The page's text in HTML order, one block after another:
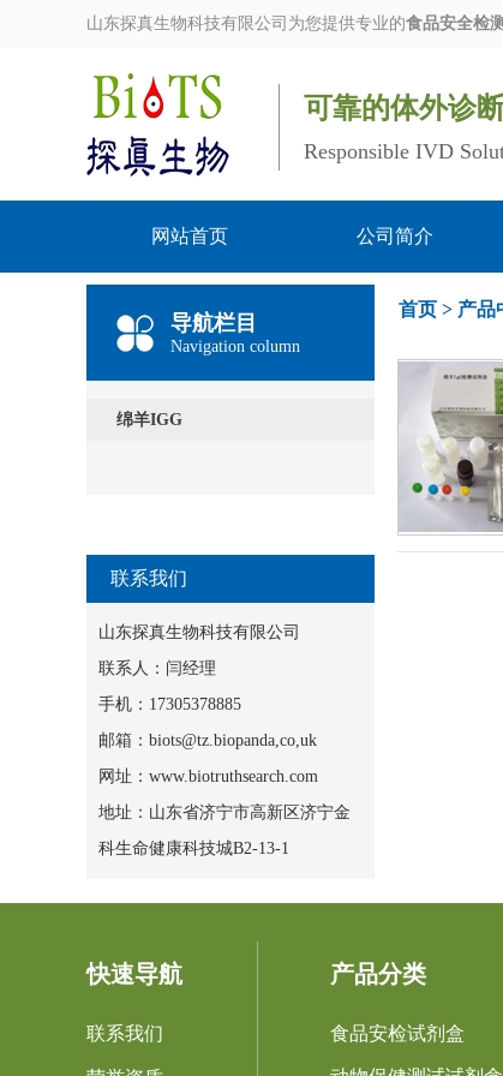
山东探真生物科技有限公司为您提供专业的食品安全检
可靠的体外诊
Responsible IVD
网站首页 公司简介
导航栏目
Navigation column
绵羊IGG
联系我们
山东探真生物科技有限公司
联系人：闫经理
手机：17305378885
邮箱：biots@tz.biopanda,co,uk
网址：www.biotruthsearch.com
地址：山东省济宁市高新区济宁金
科生命健康科技城B2-13-1
首页 > 产品
快速导航
联系我们
产品分类
食品安检试剂盒